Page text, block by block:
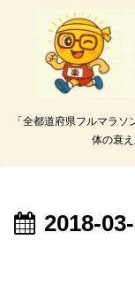
「全都道府県フルマラ
体の衰
2018-